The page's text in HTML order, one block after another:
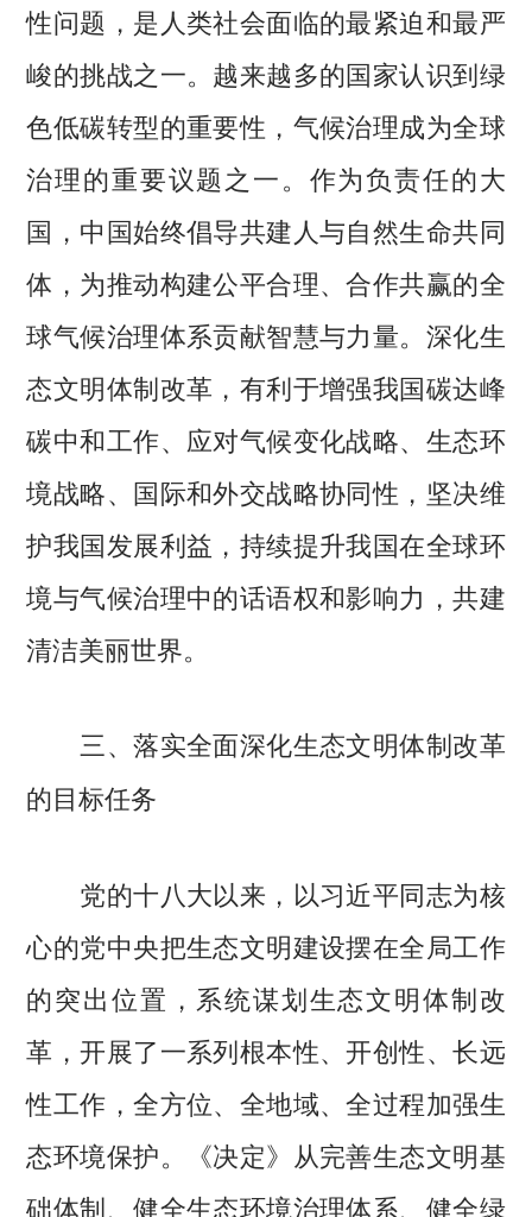
性问题，是人类社会面临的最紧迫和最严
峻的挑战之一。越来越多的国家认识到绿
色低碳转型的重要性，气候治理成为全球
治理的重要议题之一。作为负责任的大
国，中国始终倡导共建人与自然生命共同
体，为推动构建公平合理、合作共赢的全
球气候治理体系贡献智慧与力量。深化生
态文明体制改革，有利于增强我国碳达峰
碳中和工作、应对气候变化战略、生态环
境战略、国际和外交战略协同性，坚决维
护我国发展利益，持续提升我国在全球环
境与气候治理中的话语权和影响力，共建
清洁美丽世界。
三、落实全面深化生态文明体制改革
的目标任务
党的十八大以来，以习近平同志为核
心的党中央把生态文明建设摆在全局工作
的突出位置，系统谋划生态文明体制改
革，开展了一系列根本性、开创性、长远
性工作，全方位、全地域、全过程加强生
态环境保护。《决定》从完善生态文明基
础体制、健全生态环境治理体系、健全绿